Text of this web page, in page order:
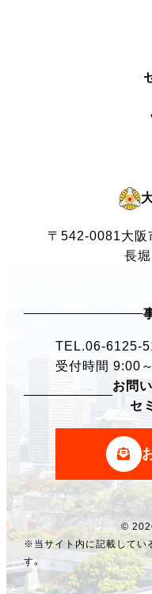
〒542-0081大阪
長
TEL.06-6125-
受付時間 9:00～
お問
セ
©
※当サイト内に記載してい
す。